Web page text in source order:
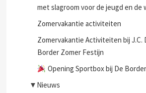
met slagroom voor de jeugd en de
Zomervakantie activiteiten
Zomervakantie Activiteiten bij J.C.
Border Zomer Festijn
Opening Sportbox bij De
▼ Nieuws